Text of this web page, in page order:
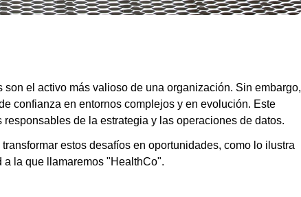
el activo más valioso de una organización. Sin embargo,
confianza en entornos complejos y en evolución. Este
de la estrategia y las operaciones de datos.
estos desafíos en oportunidades, como lo ilustra
a la que llamaremos "HealthCo".